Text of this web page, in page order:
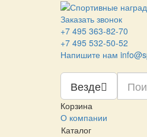
Заказать звонок
+7 495 363-82-70
+7 495 532-50-52
Напишите нам
Везде
Корзина
О компании
Каталог